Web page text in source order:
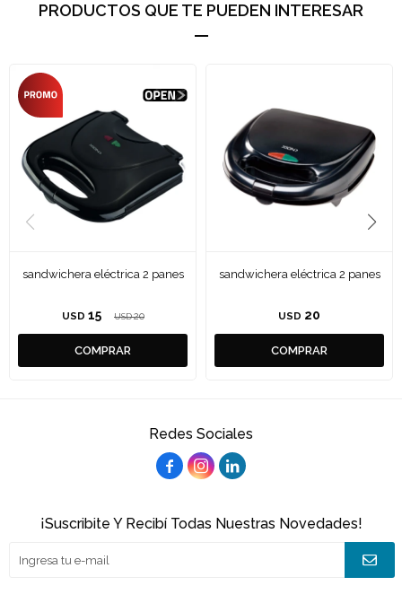
PRODUCTOS QUE TE PUEDEN INTERESAR
sandwichera eléctrica 2 panes
USD 15 USD 20
sandwichera eléctrica 2 panes
USD 20
Redes Sociales
  
¡Suscribite Y Recibí Todas Nuestras Novedades!